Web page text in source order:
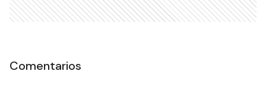
Comentarios